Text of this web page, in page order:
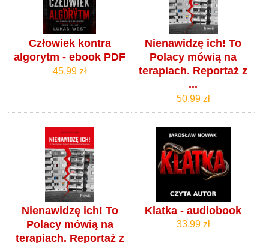
Człowiek kontra
algorytm - ebook PDF
45.99 zł
Nienawidzę ich! To
Polacy mówią na
terapiach. Reportaż z
...
50.99 zł
Nienawidzę ich! To
Polacy mówią na
terapiach. Reportaż z
Klatka - audiobook
33.99 zł